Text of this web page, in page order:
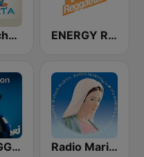
La X Bachata ENERGY Reggaeton
NRJ REGGAETON Radio Maria El Salvador